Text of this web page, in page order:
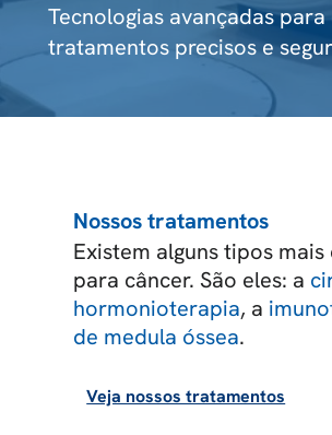
Tecnologias avançadas
tratamentos precisos e
Nossos tratamentos
Existem alguns tipos
para câncer. São eles: a
hormonioterapia, a
de medula óssea.
Veja nossos tratamentos